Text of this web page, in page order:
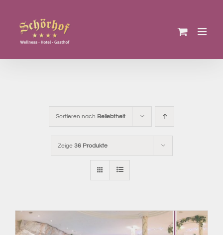
springen
Sortieren nach Beliebtheit
Zeige 36 Produkte